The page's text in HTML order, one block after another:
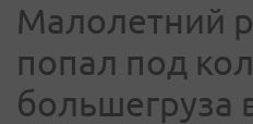
Малолетний
попал под
большегруза